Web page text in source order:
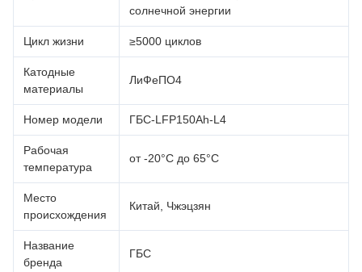
солнечной энергии
Цикл жизни ≥5000 циклов
Катодные
материалы
ЛиФеПО4
Номер модели ГБС-LFP150Ah-L4
Рабочая
температура
от -20°С до 65°С
Место
происхождения
Китай, Чжэцзян
Название
бренда
ГБС